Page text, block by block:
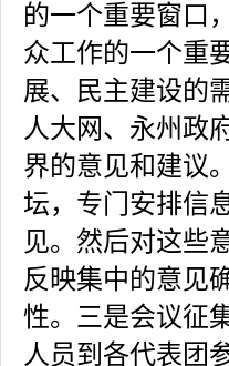
的一个重要窗口
众工作的一个重
展、民主建设的
人大网、永州政
界的意见和建议
坛，专门安排信
见。然后对这些
反映集中的意见
性。三是会议征
人员到各代表团